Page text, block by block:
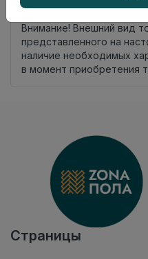
Нет в наличии
Внимание! Внешний вид
представленного на
наличие необходимых
в момент приобретения
Страницы